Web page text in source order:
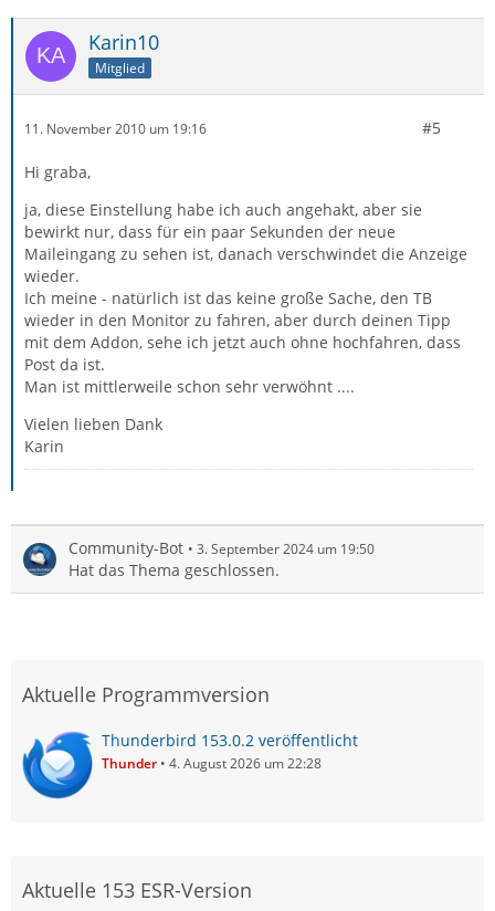
Karin10
Mitglied
11. November 2010 um 19:16 #5
Hi graba,
ja, diese Einstellung habe ich auch angehakt, aber sie
bewirkt nur, dass für ein paar Sekunden der neue
Maileingang zu sehen ist, danach verschwindet die Anzeige
wieder.
Ich meine - natürlich ist das keine große Sache, den TB
wieder in den Monitor zu fahren, aber durch deinen Tipp
mit dem Addon, sehe ich jetzt auch ohne hochfahren, dass
Post da ist.
Man ist mittlerweile schon sehr verwöhnt ....
Vielen lieben Dank
Karin
Community-Bot 3. September 2024 um 19:50
Hat das Thema geschlossen.
Aktuelle Programmversion
Thunderbird 153.0.2 veröffentlicht
Thunder 4. August 2026 um 22:28
Aktuelle 153 ESR-Version